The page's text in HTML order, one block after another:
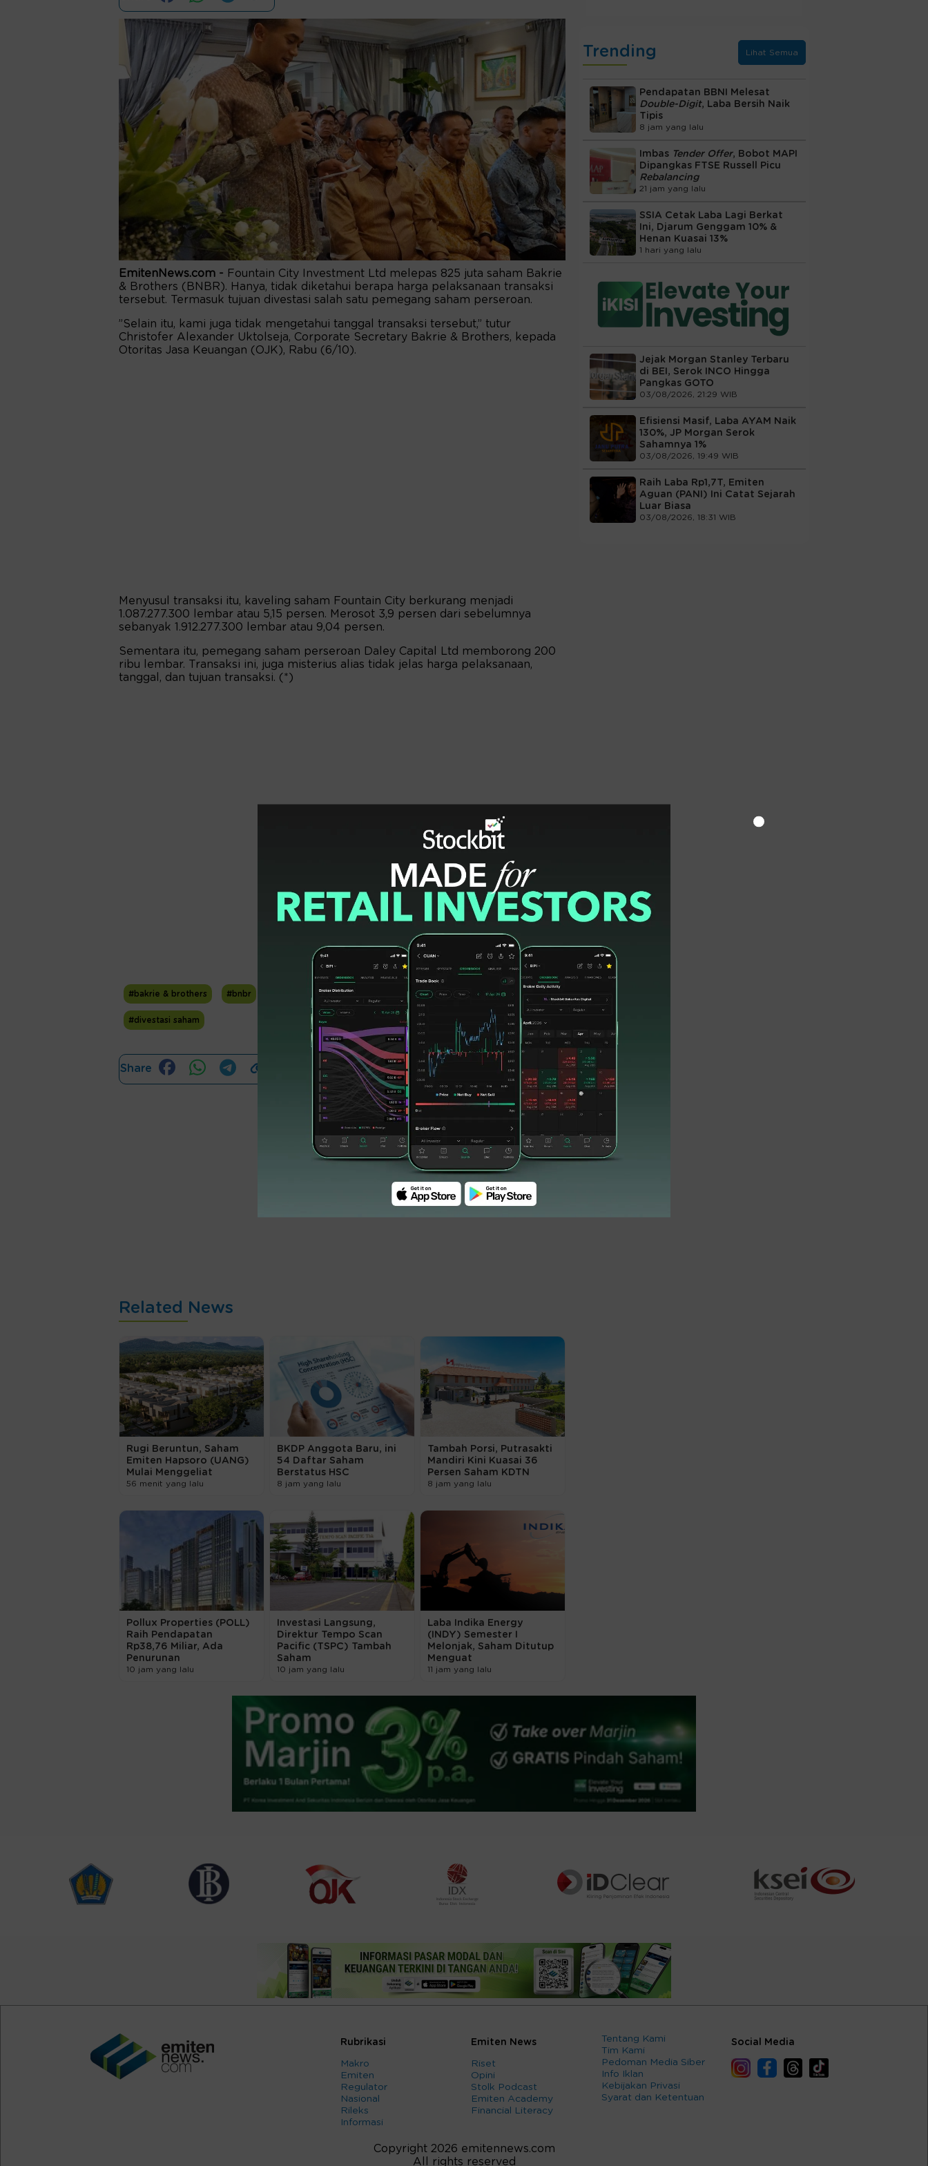
EmitenNews.com - Fountain City Investment Ltd melepas 825 juta saham Bakrie
& Brothers (BNBR). Hanya, tidak diketahui berapa harga pelaksanaan transaksi
tersebut. Termasuk tujuan divestasi salah satu pemegang saham perseroan.
”Selain itu, kami juga tidak mengetahui tanggal transaksi tersebut,” tutur
Christofer Alexander Uktolseja, Corporate Secretary Bakrie & Brothers, kepada
Otoritas Jasa Keuangan (OJK), Rabu (6/10).
Menyusul transaksi itu, kaveling saham Fountain City berkurang menjadi
1.087.277.300 lembar atau 5,15 persen. Merosot 3,9 persen dari sebelumnya
sebanyak 1.912.277.300 lembar atau 9,04 persen.
Sementara itu, pemegang saham perseroan Daley Capital Ltd memborong 200
ribu lembar. Transaksi ini, juga misterius alias tidak jelas harga pelaksanaan,
tanggal, dan tujuan transaksi. (*)
#bakrie & brothers #bnbr #bakrie group #anindya #fountain city
#divestasi saham
Share
Related News
Rugi Beruntun, Saham
Emiten Hapsoro (UANG)
Mulai Menggeliat
56 menit yang lalu
BKDP Anggota Baru, ini
54 Daftar Saham
Berstatus HSC
8 jam yang lalu
Tambah Porsi, Putrasakti
Mandiri Kini Kuasai 36
Persen Saham KDTN
8 jam yang lalu
Pollux Properties (POLL)
Raih Pendapatan
Rp38,76 Miliar, Ada
Penurunan
10 jam yang lalu
Investasi Langsung,
Direktur Tempo Scan
Pacific (TSPC) Tambah
Saham
10 jam yang lalu
Laba Indika Energy
(INDY) Semester I
Melonjak, Saham Ditutup
Menguat
11 jam yang lalu
Trending Lihat Semua
Pendapatan BBNI Melesat
Double-Digit, Laba Bersih Naik
Tipis
8 jam yang lalu
Imbas Tender Offer, Bobot MAPI
Dipangkas FTSE Russell Picu
Rebalancing
21 jam yang lalu
SSIA Cetak Laba Lagi Berkat
Ini, Djarum Genggam 10% &
Henan Kuasai 13%
1 hari yang lalu
Jejak Morgan Stanley Terbaru
di BEI, Serok INCO Hingga
Pangkas GOTO
03/08/2026, 21:29 WIB
Efisiensi Masif, Laba AYAM Naik
130%, JP Morgan Serok
Sahamnya 1%
03/08/2026, 19:49 WIB
Raih Laba Rp1,7T, Emiten
Aguan (PANI) Ini Catat Sejarah
Luar Biasa
03/08/2026, 18:31 WIB
Rubrikasi
Makro
Emiten
Regulator
Nasional
Rileks
Informasi
Emiten News
Riset
Opini
Stolk Podcast
Emiten Academy
Financial Literacy
Tentang Kami
Tim Kami
Pedoman Media Siber
Info Iklan
Kebijakan Privasi
Syarat dan Ketentuan
Social Media
Copyright 2026 emitennews.com
All rights reserved